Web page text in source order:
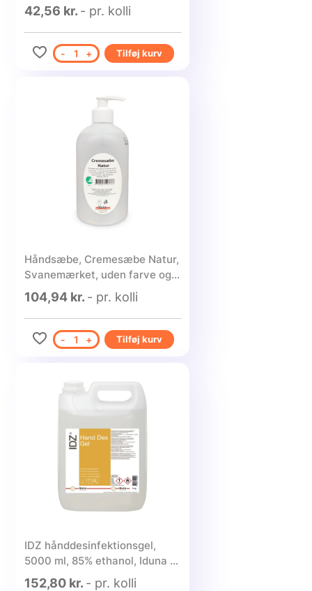
parfume, mini - 1 Stk.
42,56 kr. - pr. kolli
- 1 + Tilføj kurv
Håndsæbe, Cremesæbe Natur,
Svanemærket, uden farve og
parfume, 500 ml - 6 stk.
104,94 kr. - pr. kolli
- 1 + Tilføj kurv
IDZ hånddesinfektionsgel,
5000 ml, 85% ethanol, Iduna -
1 stk.
152,80 kr. - pr. kolli